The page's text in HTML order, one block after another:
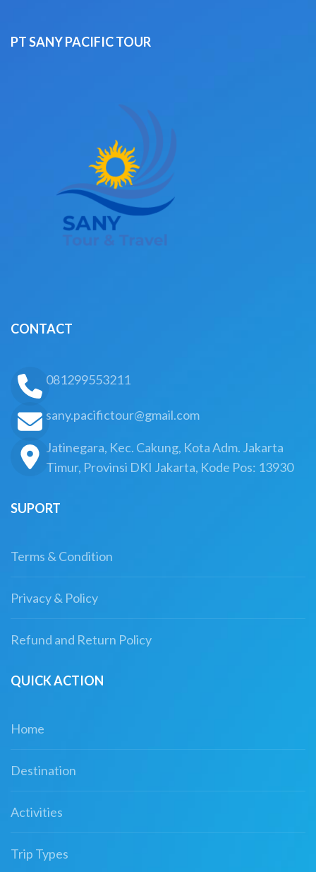
PT SANY PACIFIC TOUR
CONTACT
081299553211
sany.pacifictour@gmail.com
Jatinegara, Kec. Cakung, Kota Adm. Jakarta
Timur, Provinsi DKI Jakarta, Kode Pos: 13930
SUPORT
Terms & Condition
Privacy & Policy
Refund and Return Policy
QUICK ACTION
Home
Destination
Activities
Trip Types